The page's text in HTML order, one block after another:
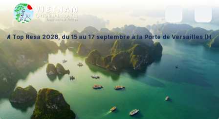
du 15 au 17 septembre à la Porte de Versailles (Hall 1 – Stand